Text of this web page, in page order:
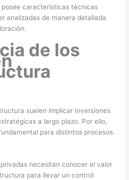
características técnicas
analizadas de manera detallada
de los
suelen implicar inversiones
a largo plazo. Por ello,
para distintos procesos.
necesitan conocer el valor
para llevar un control